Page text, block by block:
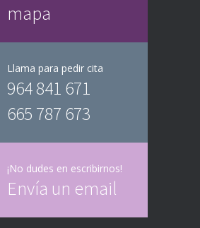
mapa
Llama para pedir cita
964 841 671
665 787 673
¡No dudes en escribirnos!
Envía un email